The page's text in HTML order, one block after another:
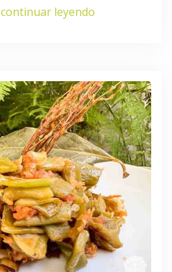
continuar leyendo